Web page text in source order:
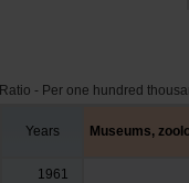
Ratio - Per one hundred
Years Museums,
1961